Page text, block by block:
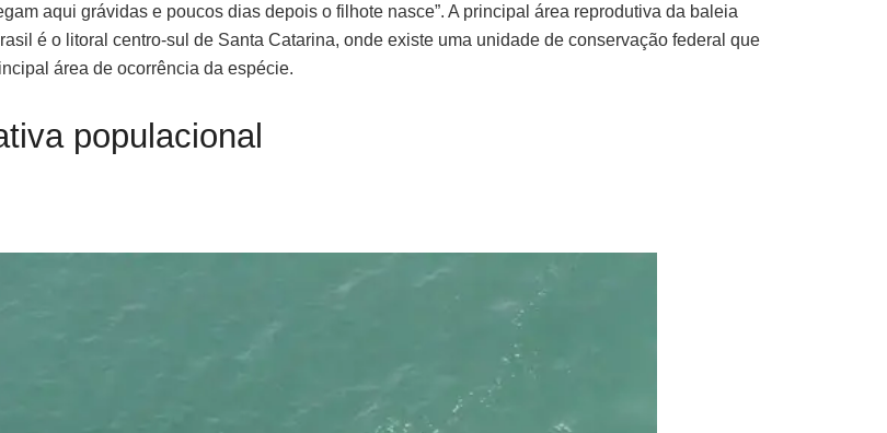
aqui grávidas e poucos dias depois o filhote nasce”. A principal área reprodutiva da baleia
é o litoral centro-sul de Santa Catarina, onde existe uma unidade de conservação federal que
área de ocorrência da espécie.
populacional